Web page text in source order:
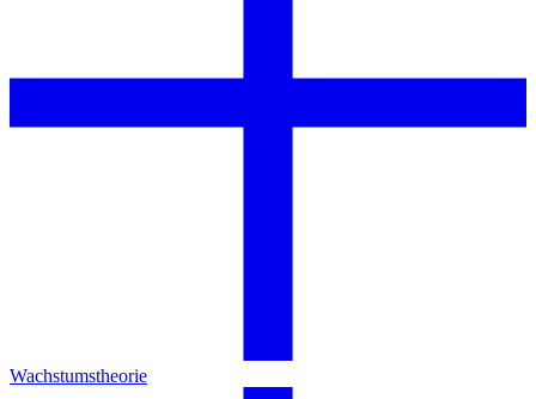
Wachstumstheorie